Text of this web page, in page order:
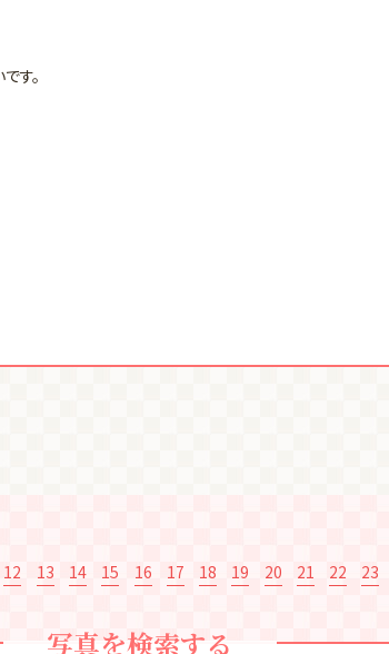
す。
12 13 14 15 16 17 18 19 20 21 22 23
写真を検索する